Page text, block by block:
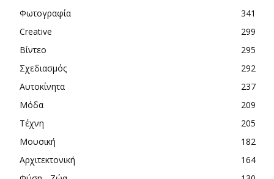
Φωτογραφία
341
Creative
299
Βίντεο
295
Σχεδιασμός
292
Αυτοκίνητα
237
Μόδα
209
Τέχνη
205
Μουσική
182
Αρχιτεκτονική
164